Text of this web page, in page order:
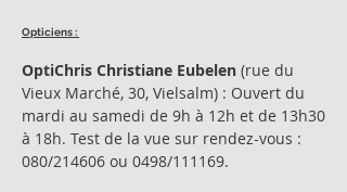
Opticiens :
OptiChris Christiane Eubelen (rue du
Vieux Marché, 30, Vielsalm) : Ouvert du
mardi au samedi de 9h à 12h et de 13h30
à 18h. Test de la vue sur rendez-vous :
080/214606 ou 0498/111169.